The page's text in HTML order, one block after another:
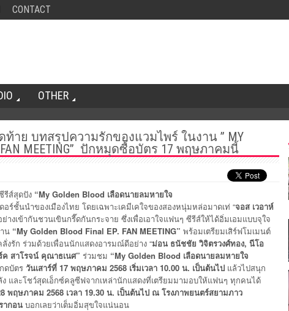
CONTACT
OTHER
าย บทสรุปความรักของแวมไพร์ ในงาน ” MY
FAN MEETING” ปักหมุดซื้อบัตร 17 พฤษภาคมนี้
รีส์สุดปัง “My Golden Blood เลือดนายลมหายใจ
อร์ชั้นนำของเมืองไทย โดยเฉพาะเคมีเคใจของสองหนุ่มหล่อมาดเท่ “จอส เวอาห์
างเข้ากันชวนเขินกรี๊ดกันกระจาย ซึ่งเพื่อเอาใจแฟนๆ ซีรีส์ให้ได้อิ่มเอมแบบจุใจ
น “My Golden Blood Final EP. FAN MEETING” พร้อมเตรียมเสิร์ฟโมเมนต์
รัก ร่วมด้วยเพื่อนนักแสดงอารมณ์ดีอย่าง “ม่อน ธนัชชัย วิจิตรวงศ์ทอง, นีโอ
ค สาโรจน์ คุณาธเนศ” ร่วมชม “My Golden Blood เลือดนายลมหายใจ
ดบัตร วันเสาร์ที่ 17 พฤษภาคม 2568 เริ่มเวลา 10.00 น. เป็นต้นไป แล้วไปสนุก
ง และโชว์สุดเอ็กซ์คลูซีฟจากเหล่านักแสดงที่เตรียมมามอบให้แฟนๆ ทุกคนได้
พฤษภาคม 2568 เวลา 19.30 น. เป็นต้นไป ณ โรงภาพยนตร์สยามภาว
ากอน บอกเลยว่าเต็มอิ่มสุขใจแน่นอน